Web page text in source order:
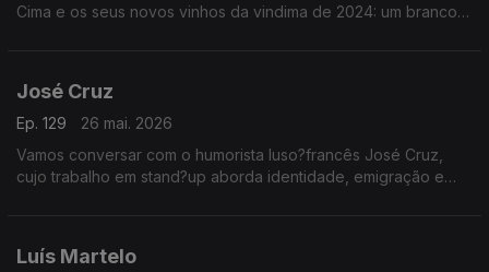
Cima e os seus novos vinhos da vindima de 2024: um branco e
José Cruz
Ep. 129
26 mai. 2026
Vamos conversar com o humorista luso?francês José Cruz,
cujo trabalho em stand?up aborda identidade, emigração e
Luís Martelo